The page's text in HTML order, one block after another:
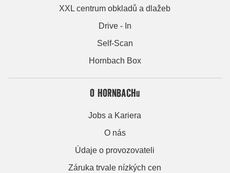
XXL centrum obkladů a dlažeb
Drive - In
Self-Scan
Hornbach Box
O HORNBACHu
Jobs a Kariera
O nás
Údaje o provozovateli
Záruka trvale nízkých cen